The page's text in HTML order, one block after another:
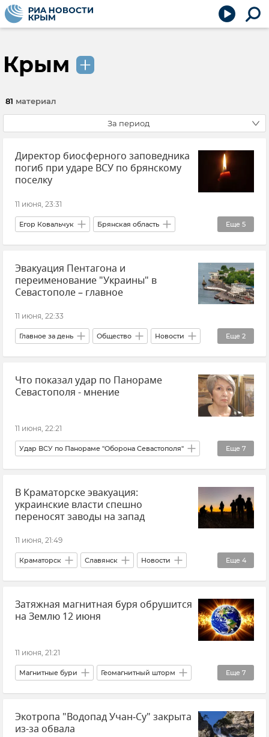
Крым
81 материал
За период
Директор биосферного заповедника
погиб при ударе ВСУ по брянскому
поселку
11 июня, 23:31
Еще 5
Егор Ковальчук Брянская область
Происшествия Новости Атаки ВСУ
Утраты Заповедники
Эвакуация Пентагона и
переименование "Украины" в
Севастополе – главное
11 июня, 22:33
Еще 2
Главное за день Общество Новости
Крым В мире
Что показал удар по Панораме
Севастополя - мнение
11 июня, 22:21
Еще 7
Удар ВСУ по Панораме "Оборона Севастополя"
Севастополь Новости Севастополя
Крым Новости Крыма
Татьяна Щербакова
В Краматорске эвакуация:
украинские власти спешно
переносят заводы на запад
11 июня, 21:49
Еще 4
Краматорск Славянск Новости
Новости СВО Украина
ВСУ (Вооруженные силы Украины)
Затяжная магнитная буря обрушится
на Землю 12 июня
11 июня, 21:21
Еще 7
Магнитные бури Геомагнитный шторм
Лаборатория солнечной астрономии ИКИ РАН
Вспышки на Солнце Солнце космос
Экотропа "Водопад Учан‑Су" закрыта
из-за обвала